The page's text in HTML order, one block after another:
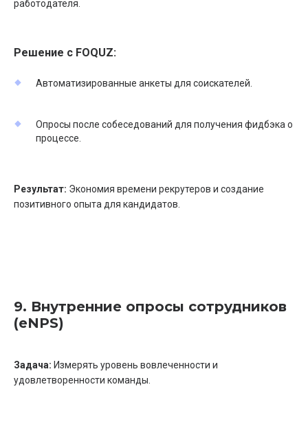
работодателя.
Решение с FOQUZ:
Автоматизированные анкеты для соискателей.
Опросы после собеседований для получения фидбэка о
процессе.
Результат: Экономия времени рекрутеров и создание
позитивного опыта для кандидатов.
9. Внутренние опросы сотрудников
(eNPS)
Задача: Измерять уровень вовлеченности и
удовлетворенности команды.